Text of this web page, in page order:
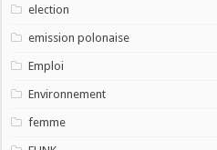
election
emission polonaise
Emploi
Environnement
femme